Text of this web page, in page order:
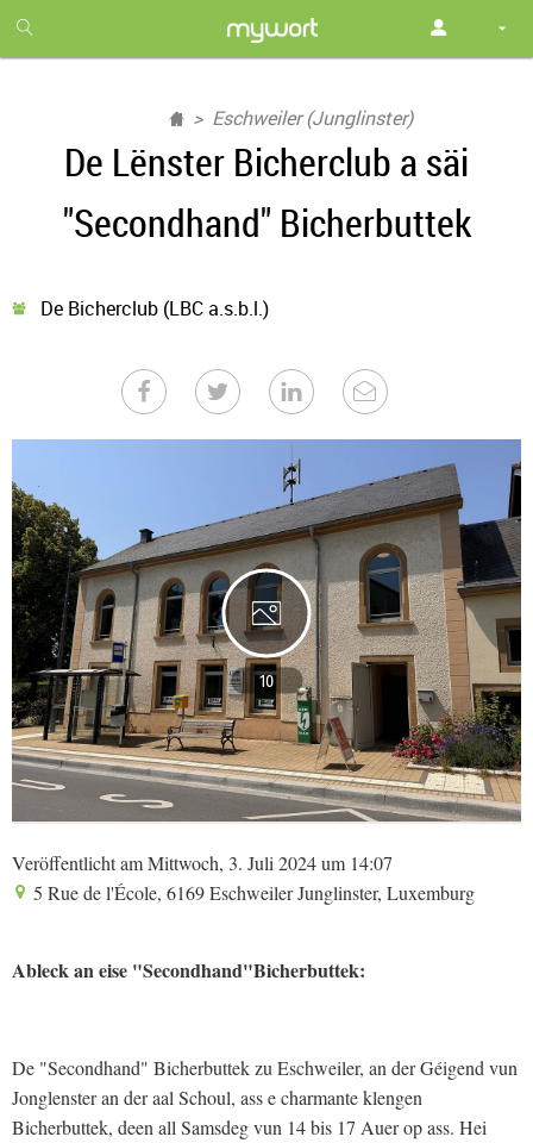
month
free
Eschweiler (Junglinster)
De Lënster Bicherclub a säi
"Secondhand" Bicherbuttek
De Bicherclub (LBC a.s.b.l.)
10
Veröffentlicht am Mittwoch, 3. Juli 2024 um 14:07
5 Rue de l'École, 6169 Eschweiler Junglinster, Luxemburg
Ableck an eise "Secondhand"Bicherbuttek:
De "Secondhand" Bicherbuttek zu Eschweiler, an der Géigend vun
Jonglenster an der aal Schoul, ass e charmante klengen
Bicherbuttek, deen all Samsdeg vun 14 bis 17 Auer op ass. Hei